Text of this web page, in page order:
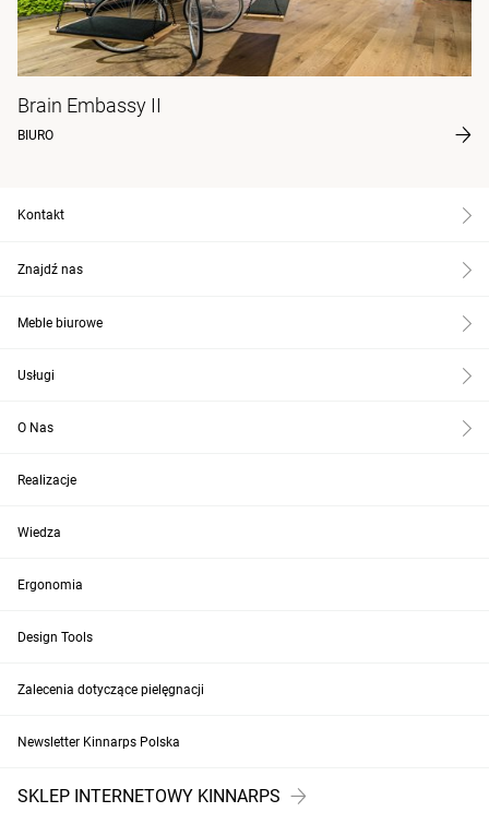
Brain Embassy II
BIURO
Kontakt
Znajdź nas
Meble biurowe
Usługi
O Nas
Realizacje
Wiedza
Ergonomia
Design Tools
Zalecenia dotyczące pielęgnacji
Newsletter Kinnarps Polska
SKLEP INTERNETOWY KINNARPS